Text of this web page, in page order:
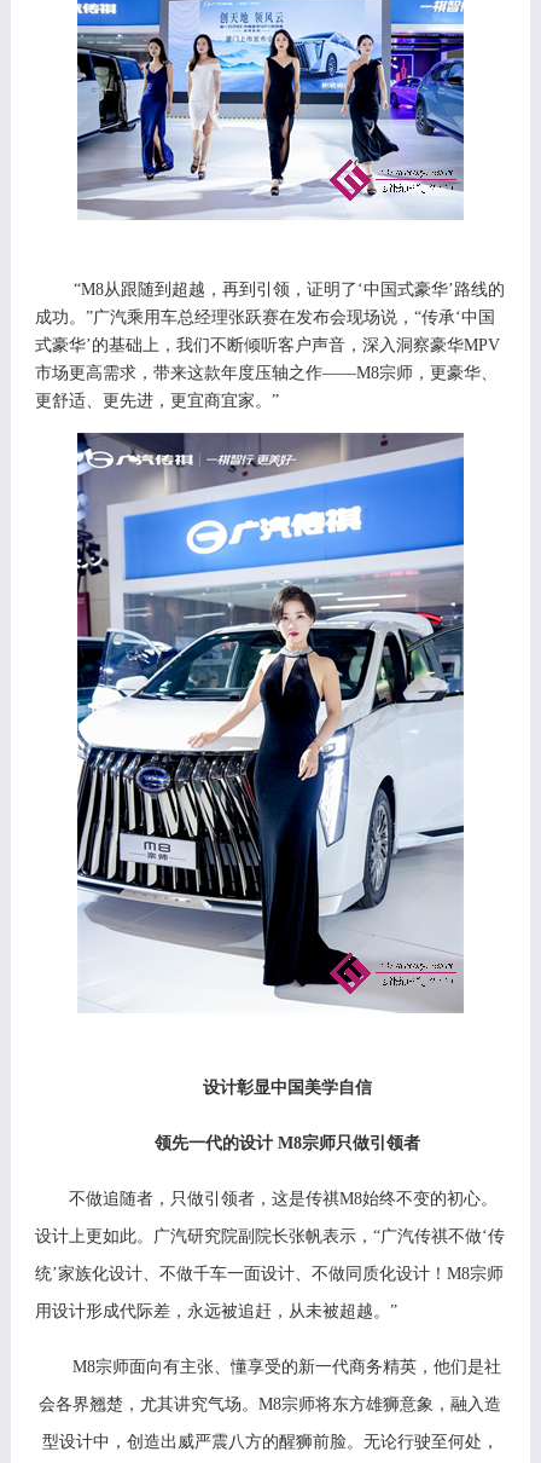
“M8从跟随到超越，再到引领，证明了‘中国式豪华’路线的
成功。”广汽乘用车总经理张跃赛在发布会现场说，“传承‘中国
式豪华’的基础上，我们不断倾听客户声音，深入洞察豪华MPV
市场更高需求，带来这款年度压轴之作——M8宗师，更豪华、
更舒适、更先进，更宜商宜家。 ”
设计彰显中国美学自信
领先一代的设计 M8宗师只做引领者
不做追随者，只做引领者，这是传祺M8始终不变的初心。
设计上更如此。广汽研究院副院长张帆表示， “广汽传祺不做‘传
统’家族化设计、不做千车一面设计、不做同质化设计！M8宗师
用设计形成代际差，永远被追赶， 从未被超越。 ”
M8宗师面向有主张、懂享受的新一代商务精英，他们是社
会各界翘楚，尤其讲究气场。M8宗师将东方雄狮意象，融入造
型设计中，创造出威严震八方的醒狮前脸。无论行驶至何处，